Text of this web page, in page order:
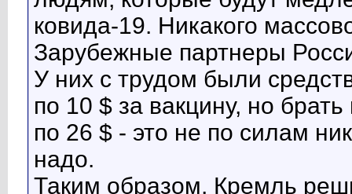
ковида-19. Никакого
Зарубежные партнеры
У них с трудом были
по 10 $ за вакцину, но
по 26 $ - это не по силам
надо.
Таким образом, Кремль